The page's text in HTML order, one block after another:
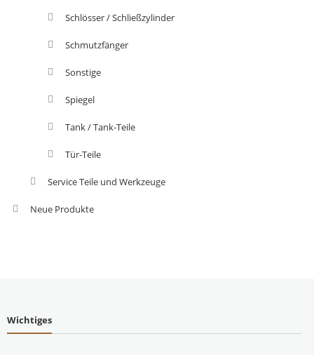
Schlösser / Schließzylinder
Schmutzfänger
Sonstige
Spiegel
Tank / Tank-Teile
Tür-Teile
Service Teile und Werkzeuge
Neue Produkte
Wichtiges